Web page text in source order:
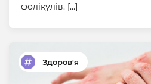
фолікулів. […]
Здоров'я